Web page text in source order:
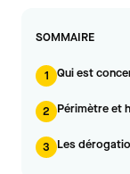
SOMMAIRE
1 Qui est
2 Périmètre et
3 Les